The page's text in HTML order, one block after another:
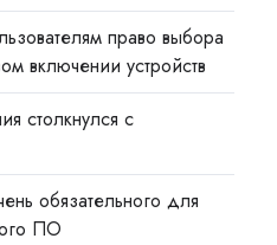
право выбора
включении устройств
столкнулся с
обязательного для
ПО